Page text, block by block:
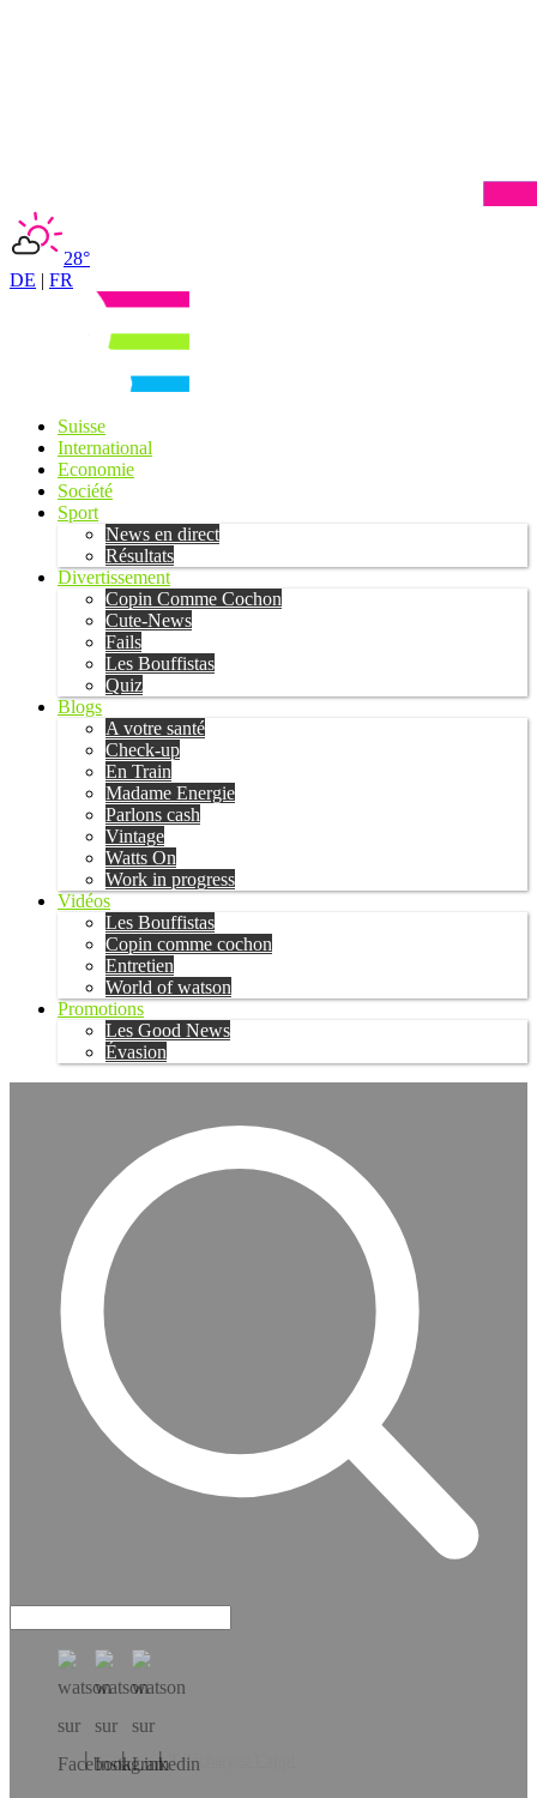
28°
DE | FR
Suisse
International
Economie
Société
Sport
News en direct
Résultats
Divertissement
Copin Comme Cochon
Cute-News
Fails
Les Bouffistas
Quiz
Blogs
A votre santé
Check-up
En Train
Madame Energie
Parlons cash
Vintage
Watts On
Work in progress
Vidéos
Les Bouffistas
Copin comme cochon
Entretien
World of watson
Promotions
Les Good News
Évasion
Téléchargez l’app!